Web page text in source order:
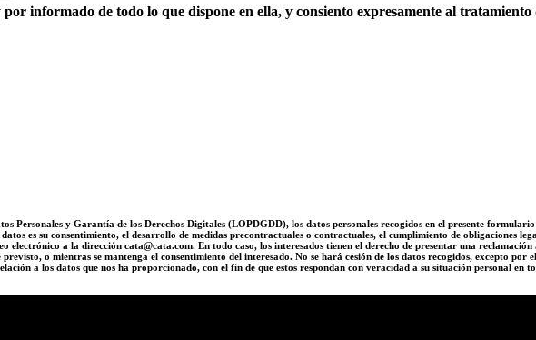
informado de todo lo que dispone en ella, y consiento expresamente al tratamiento
Personales y Garantía de los Derechos Digitales (LOPDGDD), los datos personales recogidos en el presente
es su consentimiento, el desarrollo de medidas precontractuales o contractuales, el cumplimiento de obligaciones
a la dirección cata@cata.com. En todo caso, los interesados tienen el derecho de presentar una
o mientras se mantenga el consentimiento del interesado. No se hará cesión de los datos recogidos, excepto por
a los datos que nos ha proporcionado, con el fin de que estos respondan con veracidad a su situación personal en